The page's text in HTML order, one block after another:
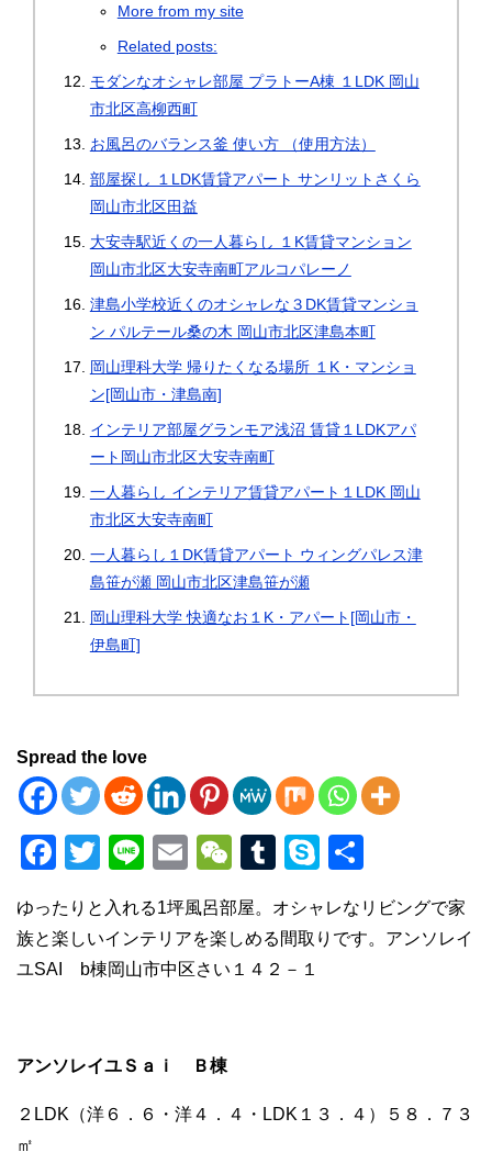
More from my site
Related posts:
モダンなオシャレ部屋 プラトーA棟 １LDK 岡山
市北区高柳西町
お風呂のバランス釜 使い方 （使用方法）
部屋探し １LDK賃貸アパート サンリットさくら
岡山市北区田益
大安寺駅近くの一人暮らし １K賃貸マンション
岡山市北区大安寺南町アルコパレーノ
津島小学校近くのオシャレな３DK賃貸マンショ
ン パルテール桑の木 岡山市北区津島本町
岡山理科大学 帰りたくなる場所 １K・マンショ
ン[岡山市・津島南]
インテリア部屋グランモア浅沼 賃貸１LDKアパ
ート岡山市北区大安寺南町
一人暮らし インテリア賃貸アパート１LDK 岡山
市北区大安寺南町
一人暮らし１DK賃貸アパート ウィングパレス津
島笹が瀬 岡山市北区津島笹が瀬
岡山理科大学 快適なお１K・アパート[岡山市・
伊島町]
Spread the love
F
c
e
o
k
T
wi
tt
er
Li
e
E
ail
W
C
h
T
m
bl
S
p
e
ゆったりと入れる1坪風呂部屋。オシャレなリビングで家
族と楽しいインテリアを楽しめる間取りです。アンソレイ
ユSAI b棟岡山市中区さい１４２－１
アンソレイユＳａｉ Ｂ棟
２LDK（洋６．６・洋４．４・LDK１３．４）５８．７３
㎡